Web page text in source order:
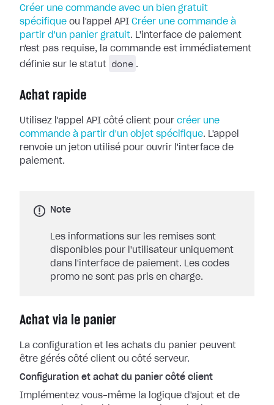
Créer une commande avec un bien gratuit
spécifique ou l'appel API Créer une commande à
partir d'un panier gratuit. L'interface de paiement
n'est pas requise, la commande est immédiatement
définie sur le statut
done .
Achat rapide
Utilisez l'appel API côté client pour créer une
commande à partir d'un objet spécifique. L'appel
renvoie un jeton utilisé pour ouvrir l'interface de
paiement.
Note
Les informations sur les remises sont
disponibles pour l'utilisateur uniquement
dans l'interface de paiement. Les codes
promo ne sont pas pris en charge.
Achat via le panier
La configuration et les achats du panier peuvent
être gérés côté client ou côté serveur.
Configuration et achat du panier côté client
Implémentez vous-même la logique d'ajout et de